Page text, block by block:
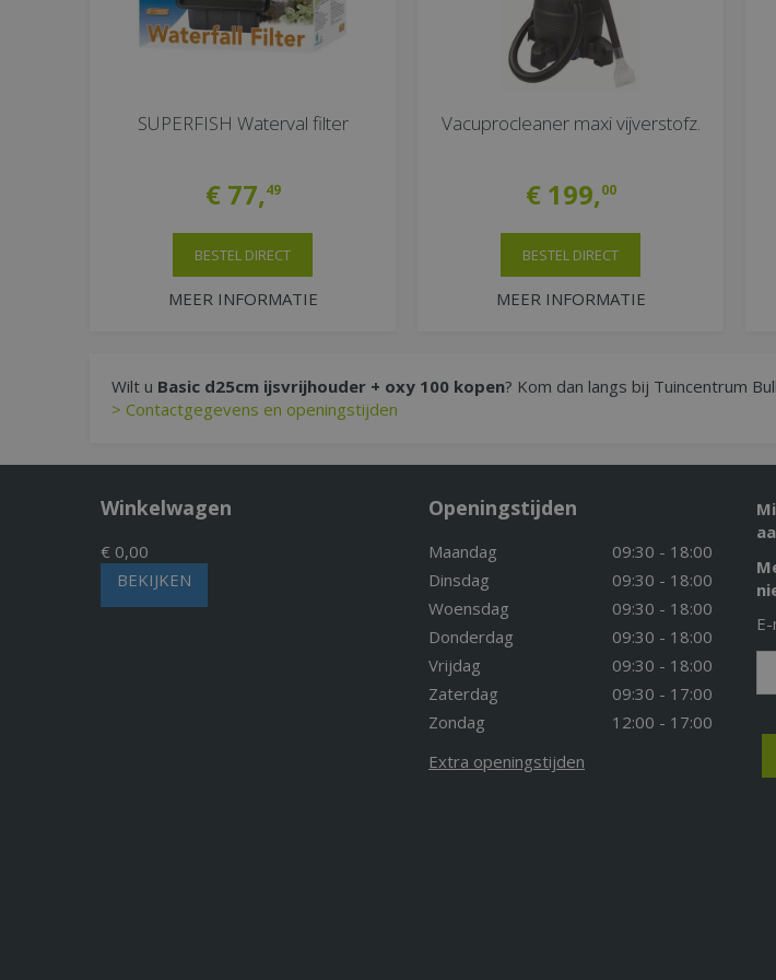
SUPERFISH Waterval filter
€ 77,49
MEER INFORMATIE
BESTEL DIRECT
Vacuprocleaner maxi vijverstofz.
€ 199,00
MEER INFORMATIE
BESTEL DIRECT
Wilt u Basic d25cm ijsvrijhouder + oxy 100 kopen? Kom dan langs bij Tuincentrum
> Contactgegevens en openingstijden
Winkelwagen
€ 0,00
BEKIJKEN
Openingstijden
Maandag
09:30 - 18:00
Dinsdag
09:30 - 18:00
Woensdag
09:30 - 18:00
Donderdag
09:30 - 18:00
Vrijdag
09:30 - 18:00
Zaterdag
09:30 - 17:00
Zondag
12:00 - 17:00
Extra openingstijden